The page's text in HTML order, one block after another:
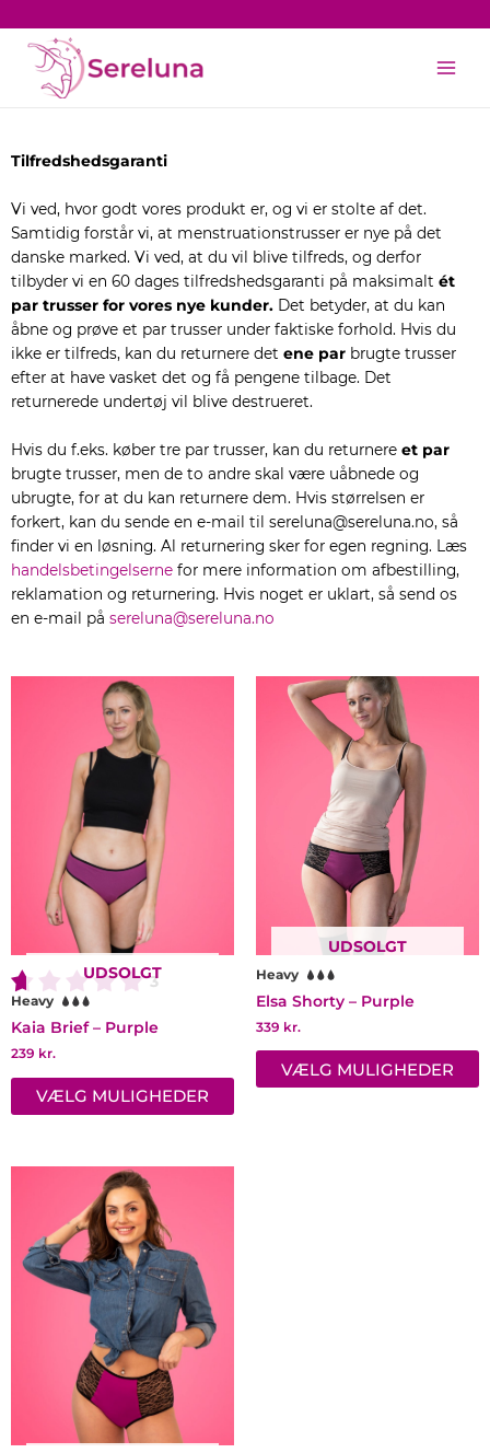
indholdet
Tilfredshedsgaranti
Vi ved, hvor godt vores produkt er, og vi er stolte af det.
Samtidig forstår vi, at menstruationstrusser er nye på det
danske marked. Vi ved, at du vil blive tilfreds, og derfor
tilbyder vi en 60 dages tilfredshedsgaranti på maksimalt ét
par trusser for vores nye kunder. Det betyder, at du kan
åbne og prøve et par trusser under faktiske forhold. Hvis du
ikke er tilfreds, kan du returnere det ene par brugte trusser
efter at have vasket det og få pengene tilbage. Det
returnerede undertøj vil blive destrueret.
Hvis du f.eks. køber tre par trusser, kan du returnere et par
brugte trusser, men de to andre skal være uåbnede og
ubrugte, for at du kan returnere dem. Hvis størrelsen er
forkert, kan du sende en e-mail til sereluna@sereluna.no, så
finder vi en løsning. Al returnering sker for egen regning. Læs
handelsbetingelserne for mere information om afbestilling,
reklamation og returnering. Hvis noget er uklart, så send os
en e-mail på sereluna@sereluna.no
3
UDSOLGT
Heavy
Kaia Brief – Purple
239 kr.
VÆLG MULIGHEDER
Mulighederne
varesiden
UDSOLGT
Heavy
Elsa Shorty – Purple
339 kr.
VÆLG MULIGHEDER